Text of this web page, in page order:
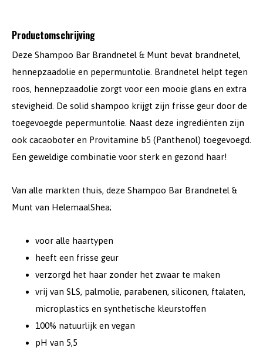
Productomschrijving
Deze Shampoo Bar Brandnetel & Munt bevat brandnetel,
hennepzaadolie en pepermuntolie. Brandnetel helpt tegen
roos, hennepzaadolie zorgt voor een mooie glans en extra
stevigheid. De solid shampoo krijgt zijn frisse geur door de
toegevoegde pepermuntolie. Naast deze ingrediënten zijn
ook cacaoboter en Provitamine b5 (Panthenol) toegevoegd.
Een geweldige combinatie voor sterk en gezond haar!
Van alle markten thuis, deze Shampoo Bar Brandnetel &
Munt van HelemaalShea;
voor alle haartypen
heeft een frisse geur
verzorgd het haar zonder het zwaar te maken
vrij van SLS, palmolie, parabenen, siliconen, ftalaten,
microplastics en synthetische kleurstoffen
100% natuurlijk en vegan
pH van 5,5